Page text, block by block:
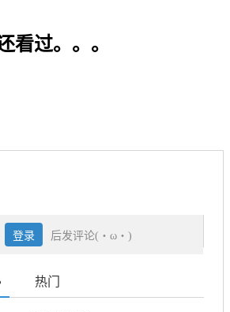
看过。。。
登录 后发评论(・ω・)
热门